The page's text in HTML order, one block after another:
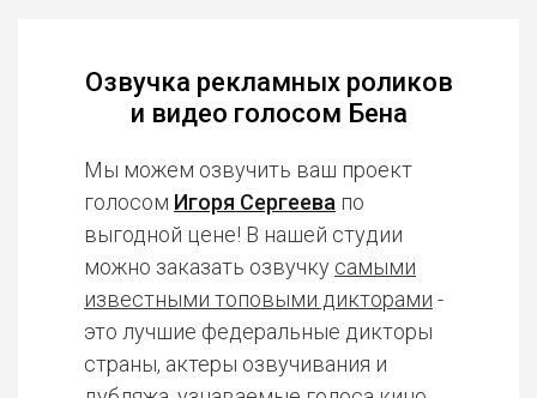
Озвучка рекламных роликов
и видео голосом Бена
Мы можем озвучить ваш проект
голосом Игоря Сергеева по
выгодной цене! В нашей студии
можно заказать озвучку самыми
известными топовыми дикторами -
это лучшие федеральные дикторы
страны, актеры озвучивания и